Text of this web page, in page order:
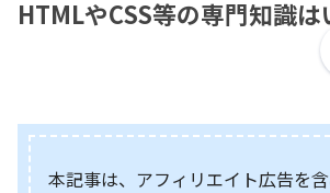
HTMLやCSS等の専門知識は
本記事は、アフィリエイト広告を含